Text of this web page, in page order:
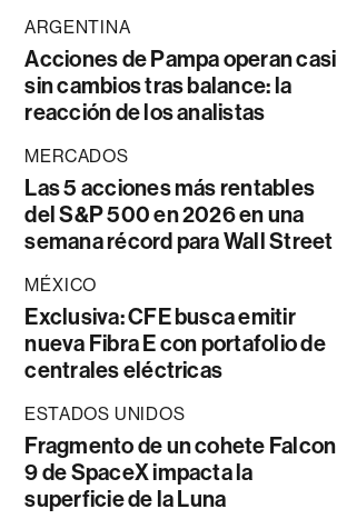
ARGENTINA
Acciones de Pampa operan casi
sin cambios tras balance: la
reacción de los analistas
MERCADOS
Las 5 acciones más rentables
del S&P 500 en 2026 en una
semana récord para Wall Street
MÉXICO
Exclusiva: CFE busca emitir
nueva Fibra E con portafolio de
centrales eléctricas
ESTADOS UNIDOS
Fragmento de un cohete Falcon
9 de SpaceX impacta la
superficie de la Luna